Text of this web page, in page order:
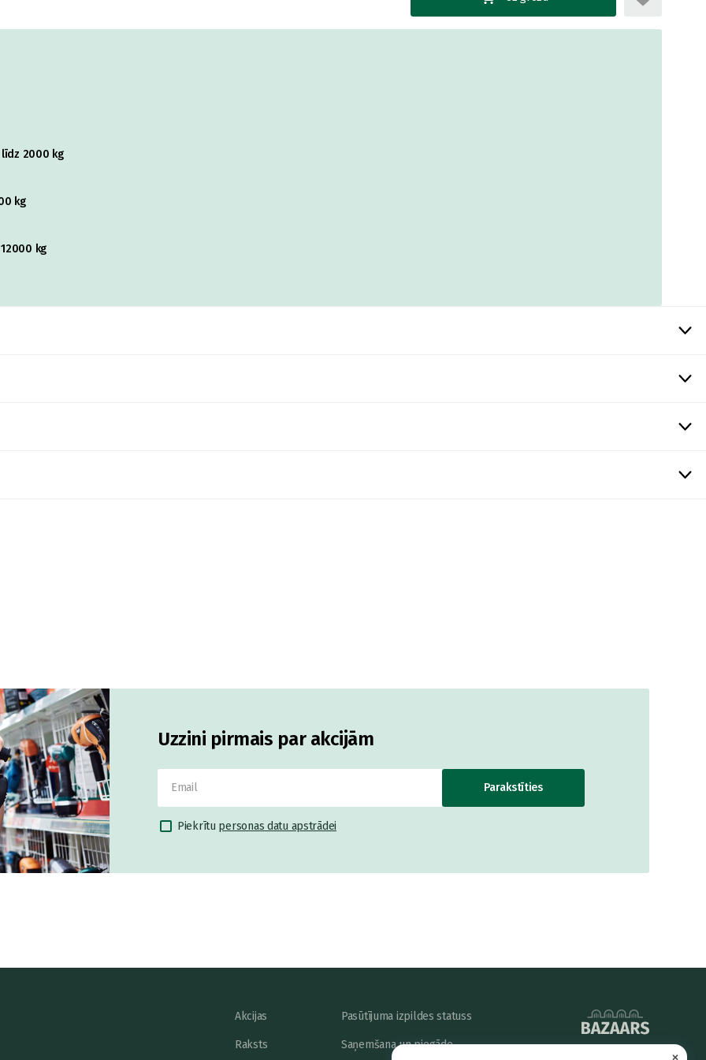
2000 kg
kg
kg
Uzzini pirmais par akcijām
Parakstīties
Piekrītu personas datu apstrādei
Akcijas
Raksts
Pasūtījuma izpildes statuss
Saņemšana un piegāde